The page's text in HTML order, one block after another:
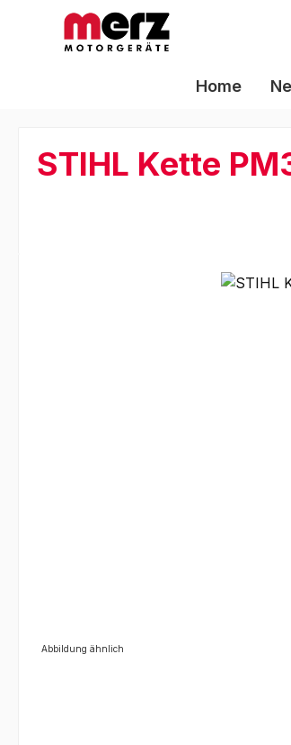
Hauptinhalt springen
Zur Suche springen
Zur Hauptnavigation springen
Home
STIHL Kette
Abbildung ähnlich